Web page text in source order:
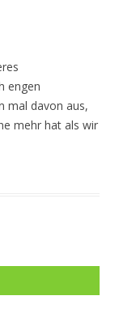
engen
mal davon aus,
mehr hat als wir